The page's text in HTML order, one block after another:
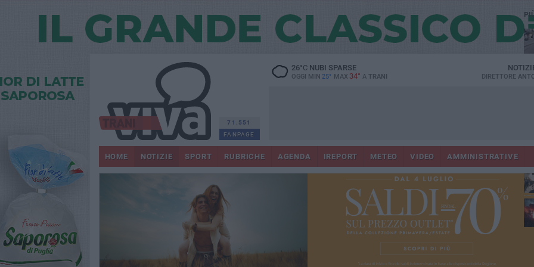
71.551
FANPAGE
26°CNUBI SPARSE
OGGI MIN 25° MAX 34° A TRANI DIRETTORE
HOME NOTIZIE SPORT RUBRICHE AGENDA IREPORT METEO VIDEO AMMINISTRATIVE